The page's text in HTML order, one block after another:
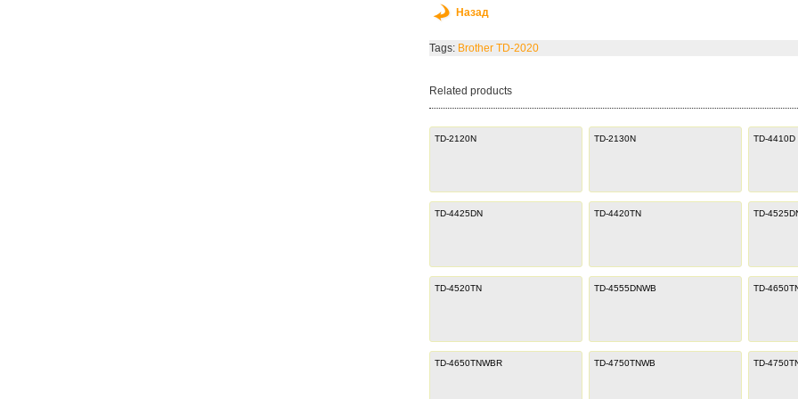
Назад
Tags: Brother TD-2020
Related products
TD-2120N TD-2130N TD-4410D
TD-4425DN TD-4420TN TD-
TD-4520TN TD-4555DNWB TD-
TD-4650TNWBR TD-4750TNWB TD-